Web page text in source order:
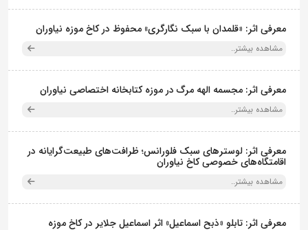
معرفی اثر: «قلمدان با سبک نگارگری» محفوظ در کاخ موزه نیاوران
مشاهده بیشتر..
معرفی اثر: مجسمه الهه مرگ در موزه کتابخانه اختصاصی نیاوران
مشاهده بیشتر..
معرفی اثر: لوسترهای سبک فلورانس؛ ظرافت‌های طبیعت‌گرایانه در
اقامتگاه‌های خصوصی کاخ نیاوران
مشاهده بیشتر..
معرفی اثر: تابلو «ذبح اسماعیل» اثر اسماعیل جلایر در کاخ موزه